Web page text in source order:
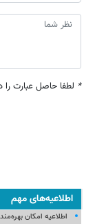
* لطفا حاصل عبارت را
اطلاعیه‌های مهم
اطلاعیه امکان